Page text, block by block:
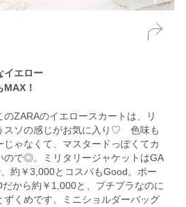
イエロー
！
のZARAのイエロースカートは、リ
スソの感じがお気に入り♡ 色味も
ゃなくて、マスタードっぽくてカ
ので◎。ミリタリージャケットはGA
約￥3,000とコスパもGood。ボー
から約￥1,000と、プチプラなのに
くめです。ミニショルダーバッグ